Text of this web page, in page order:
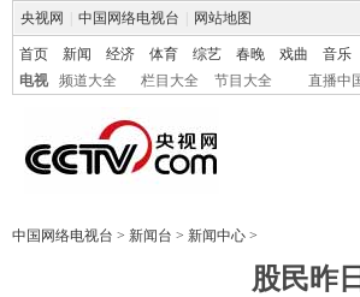
央视网 中国网络电视台 网站地图
首页 新闻 经济 体育 综艺 春晚 戏曲 音乐
电视
频道大全 栏目大全 节目大全 直播中
中国网络电视台 > 新闻台 > 新闻中心 >
股民昨